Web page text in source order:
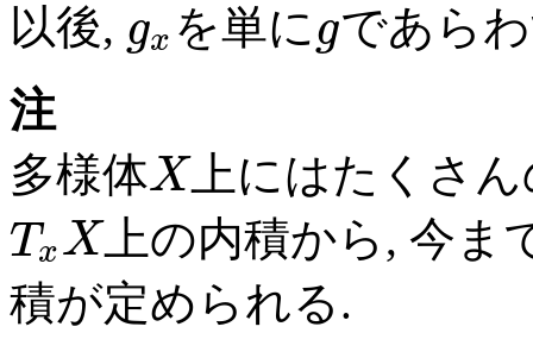
以後, gx を単にgであら
注
多様体X上にはたくさん
T xX上の内積から, 今ま
積が定められる.